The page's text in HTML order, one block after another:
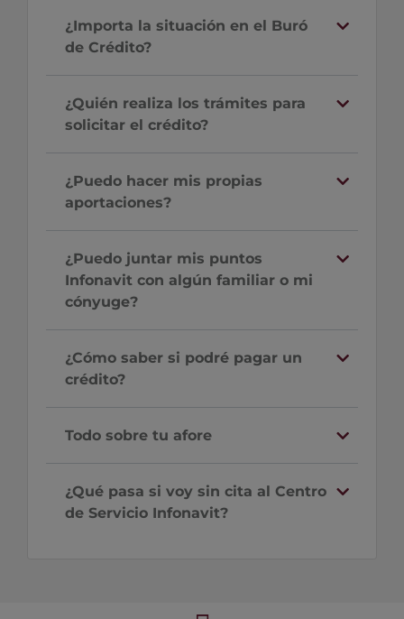
¿Importa la situación en el Buró
de Crédito?
¿Quién realiza los trámites para
solicitar el crédito?
¿Puedo hacer mis propias
aportaciones?
¿Puedo juntar mis puntos
Infonavit con algún familiar o mi
cónyuge?
¿Cómo saber si podré pagar un
crédito?
Todo sobre tu afore
¿Qué pasa si voy sin cita al Centro
de Servicio Infonavit?